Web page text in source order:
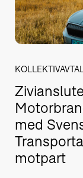
med
motpart